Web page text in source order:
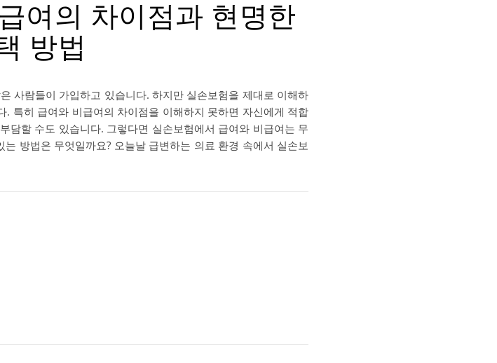
여의 차이점과 현명한
방법
사람들이 가입하고 있습니다. 하지만 실손보험을 제대로 이해하
특히 급여와 비급여의 차이점을 이해하지 못하면 자신에게 적합
담할 수도 있습니다. 그렇다면 실손보험에서 급여와 비급여는 무
방법은 무엇일까요? 오늘날 급변하는 의료 환경 속에서 실손보